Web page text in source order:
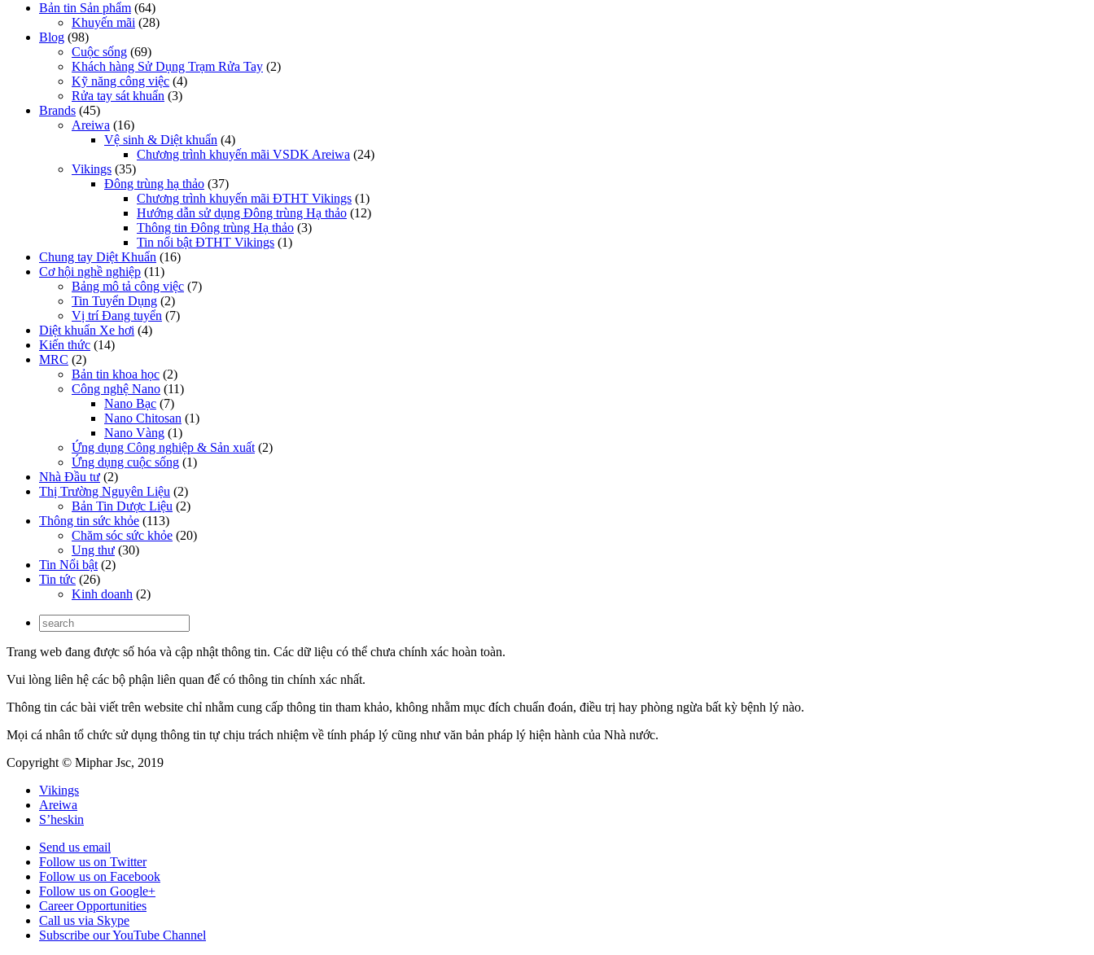
Bản tin Sản phẩm (64)
Khuyến mãi (28)
Blog (98)
Cuộc sống (69)
Khách hàng Sử Dụng Trạm Rửa Tay (2)
Kỹ năng công việc (4)
Rửa tay sát khuẩn (3)
Brands (45)
Areiwa (16)
Vệ sinh & Diệt khuẩn (4)
Chương trình khuyến mãi VSDK Areiwa (24)
Vikings (35)
Đông trùng hạ thảo (37)
Chương trình khuyến mãi ĐTHT Vikings (1)
Hướng dẫn sử dụng Đông trùng Hạ thảo (12)
Thông tin Đông trùng Hạ thảo (3)
Tin nổi bật ĐTHT Vikings (1)
Chung tay Diệt Khuẩn (16)
Cơ hội nghề nghiệp (11)
Bảng mô tả công việc (7)
Tin Tuyển Dụng (2)
Vị trí Đang tuyển (7)
Diệt khuẩn Xe hơi (4)
Kiến thức (14)
MRC (2)
Bản tin khoa học (2)
Công nghệ Nano (11)
Nano Bạc (7)
Nano Chitosan (1)
Nano Vàng (1)
Ứng dụng Công nghiệp & Sản xuất (2)
Ứng dụng cuộc sống (1)
Nhà Đầu tư (2)
Thị Trường Nguyên Liệu (2)
Bản Tin Dược Liệu (2)
Thông tin sức khỏe (113)
Chăm sóc sức khỏe (20)
Ung thư (30)
Tin Nổi bật (2)
Tin tức (26)
Kinh doanh (2)
Trang web đang được số hóa và cập nhật thông tin. Các dữ liệu có thể chưa chính xác hoàn toàn.
Vui lòng liên hệ các bộ phận liên quan để có thông tin chính xác nhất.
Thông tin các bài viết trên website chỉ nhằm cung cấp thông tin tham khảo, không nhằm mục đích chuẩn đoán, điều trị hay phòng ngừa bất kỳ bệnh lý nào.
Mọi cá nhân tổ chức sử dụng thông tin tự chịu trách nhiệm về tính pháp lý cũng như văn bản pháp lý hiện hành của Nhà nước.
Copyright © Miphar Jsc, 2019
Vikings
Areiwa
S’heskin
Send us email
Follow us on Twitter
Follow us on Facebook
Follow us on Google+
Career Opportunities
Call us via Skype
Subscribe our YouTube Channel